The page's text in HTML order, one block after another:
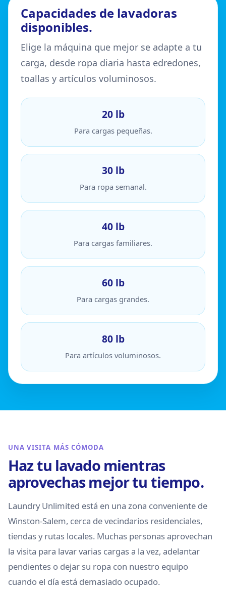
Capacidades de lavadoras
disponibles.
Elige la máquina que mejor se adapte a tu
carga, desde ropa diaria hasta edredones,
toallas y artículos voluminosos.
20 lb
Para cargas pequeñas.
30 lb
Para ropa semanal.
40 lb
Para cargas familiares.
60 lb
Para cargas grandes.
80 lb
Para artículos voluminosos.
UNA VISITA MÁS CÓMODA
Haz tu lavado mientras
aprovechas mejor tu tiempo.
Laundry Unlimited está en una zona conveniente de
Winston-Salem, cerca de vecindarios residenciales,
tiendas y rutas locales. Muchas personas aprovechan
la visita para lavar varias cargas a la vez, adelantar
pendientes o dejar su ropa con nuestro equipo
cuando el día está demasiado ocupado.